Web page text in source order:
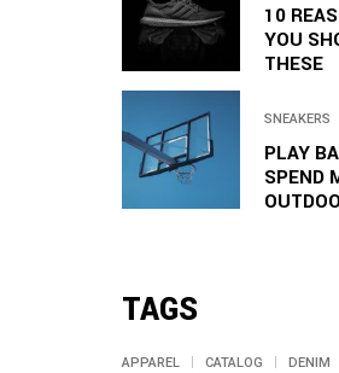
10
YOU
THESE
SNEAKERS
PLAY
SPEND
TAGS
APPAREL CATALOG DENIM